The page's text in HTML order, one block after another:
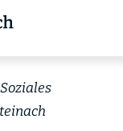
Soziales